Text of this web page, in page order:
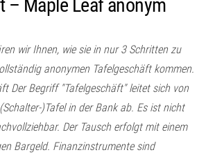
– Maple Leaf anonym
wir Ihnen, wie sie in nur 3 Schritten zu
anonymen Tafelgeschäft kommen.
Der Begriff "Tafelgeschäft" leitet sich von
)Tafel in der Bank ab. Es ist nicht
Der Tausch erfolgt mit einem
Bargeld. Finanzinstrumente sind